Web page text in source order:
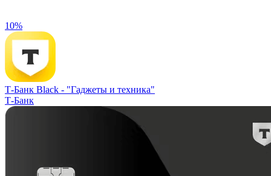
10%
Т-Банк Black - "Гаджеты и техника"
Т-Банк